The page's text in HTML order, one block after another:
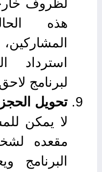
لظروف
هذه
استرداد
لبرنامج
تحويل
لا يمكن
مقعده
البرنامج